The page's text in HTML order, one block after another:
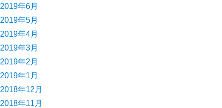
2019年6月
2019年5月
2019年4月
2019年3月
2019年2月
2019年1月
2018年12月
2018年11月